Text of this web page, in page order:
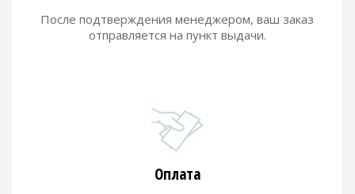
После подтверждения менеджером, ваш заказ
отправляется на пункт выдачи.
Оплата